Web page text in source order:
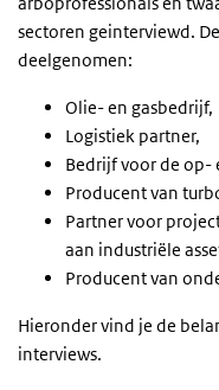
sectoren geinterviewd.
deelgenomen:
Olie- en gasbedrijf,
Logistiek partner,
Bedrijf voor de op-
Producent van
Partner voor
aan industriële
Producent van
Hieronder vind je de
interviews.